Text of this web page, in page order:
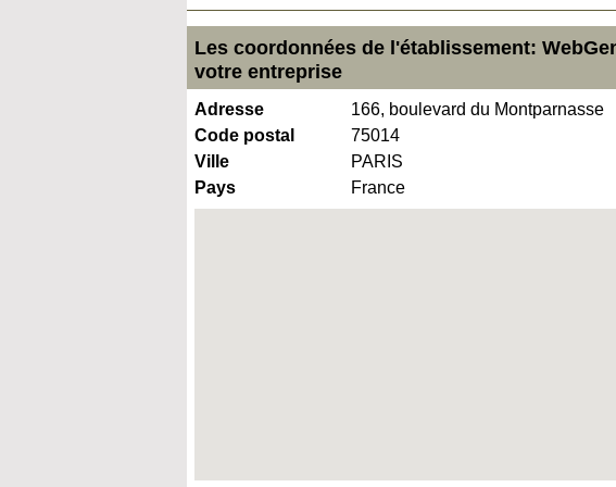
Les coordonnées de l'établissement:
votre entreprise
Adresse
166, boulevard du Montparnasse
Code postal
75014
Ville
PARIS
Pays
France